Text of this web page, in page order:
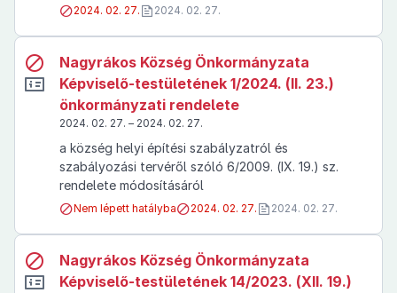
2024. 02. 27. 2024. 02. 27.
Nagyrákos Község Önkormányzata
Képviselő-testületének 1/2024. (II. 23.)
önkormányzati rendelete
2024. 02. 27. – 2024. 02. 27.
a község helyi építési szabályzatról és
szabályozási tervéről szóló 6/2009. (IX. 19.) sz.
rendelete módosításáról
Nem lépett hatályba 2024. 02. 27. 2024. 02. 27.
Nagyrákos Község Önkormányzata
Képviselő-testületének 14/2023. (XII. 19.)